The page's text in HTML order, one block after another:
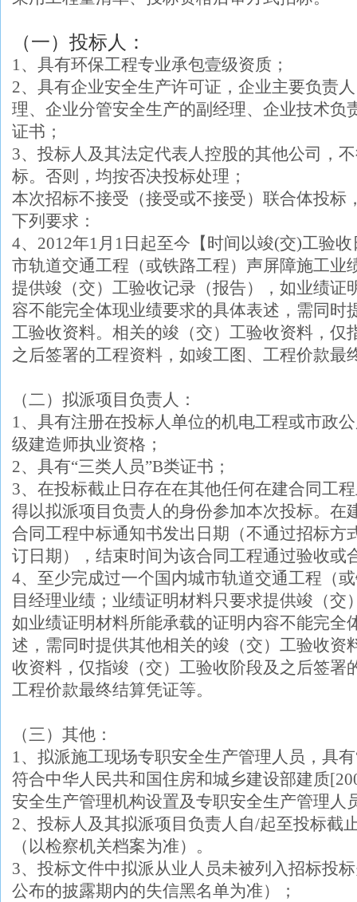
（一）投标人：
1、具有环保工程专业承包壹级资质；
2、具有企业安全生产许可证，企业主要负责
理、企业分管安全生产的副经理、企业技术负
证书；
3、投标人及其法定代表人控股的其他公司，
标。否则，均按否决投标处理；
本次招标不接受（接受或不接受）联合体投标
下列要求：
4、 2012年1月1日起至今【时间以竣(交)工验
市轨道交通工程（或铁路工程）声屏障施工业
提供竣（交）工验收记录（报告），如业绩证
容不能完全体现业绩要求的具体表述，需同时
工验收资料。相关的竣（交）工验收资料，仅
之后签署的工程资料，如竣工图、工程价款最
（二）拟派项目负责人：
1、具有注册在投标人单位的机电工程或市政
级建造师执业资格；
2、具有“三类人员”B类证书；
3、在投标截止日存在在其他任何在建合同工
得以拟派项目负责人的身份参加本次投标。在
合同工程中标通知书发出日期（不通过招标方
订日期），结束时间为该合同工程通过验收或
4、 至少完成过一个国内城市轨道交通工程（
目经理业绩；业绩证明材料只要求提供竣（交
如业绩证明材料所能承载的证明内容不能完全
述，需同时提供其他相关的竣（交）工验收资
收资料，仅指竣（交）工验收阶段及之后签署
工程价款最终结算凭证等。
（三）其他：
1、拟派施工现场专职安全生产管理人员，具
符合中华人民共和国住房和城乡建设部建质
安全生产管理机构设置及专职安全生产管理人
2、投标人及其拟派项目负责人自/起至投标截
（以检察机关档案为准）。
3、投标文件中拟派从业人员未被列入招标投
公布的披露期内的失信黑名单为准）；